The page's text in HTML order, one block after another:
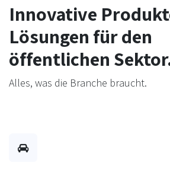
Innovative
Lösungen für den
öffentlichen
Alles, was die Branche braucht.